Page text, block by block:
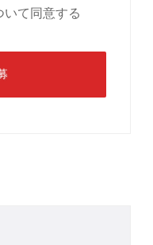
いて同意する